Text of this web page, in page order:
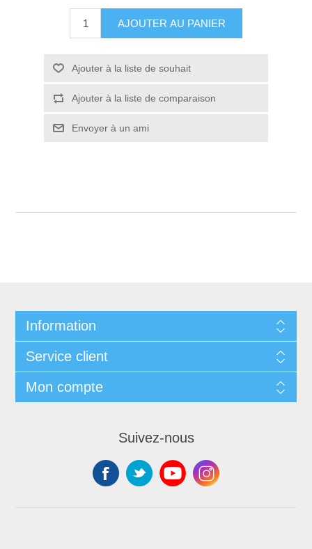
AJOUTER AU PANIER
Ajouter à la liste de souhait
Ajouter à la liste de comparaison
Envoyer à un ami
Information
Service client
Mon compte
Suivez-nous